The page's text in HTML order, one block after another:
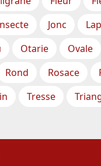
Jonc
Otarie Ovale
Rond Rosace
Tresse